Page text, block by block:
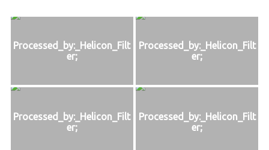
Processed_by:_Helicon_Filt
er;
Processed_by:_Helicon_Filt
er;
Processed_by:_Helicon_Filt
er;
Processed_by:_Helicon_Filt
er;